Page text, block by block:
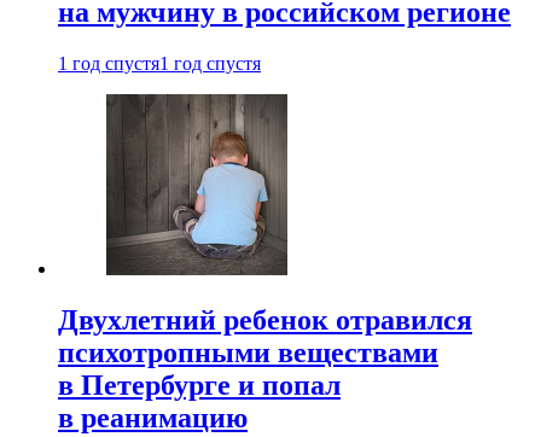
на мужчину в российском регионе
1 год спустя1 год спустя
Двухлетний ребенок отравился
психотропными веществами
в Петербурге и попал
в реанимацию